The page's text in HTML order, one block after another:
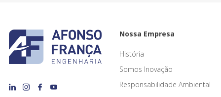
Nossa Empresa
História
Somos Inovação
Responsabilidade Ambiental